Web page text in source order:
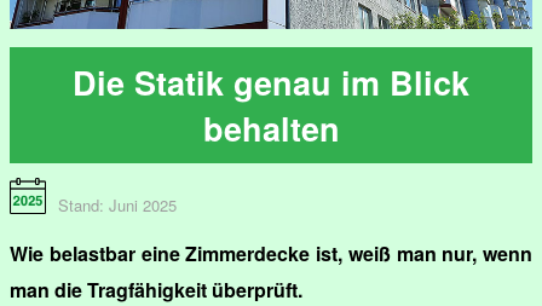
Die Statik genau im Blick
behalten
Stand: Juni 2025
Wie belastbar eine Zimmerdecke ist, weiß man nur, wenn
man die Tragfähigkeit überprüft.